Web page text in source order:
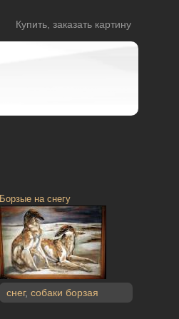
Купить, заказать картину
Борзые на снегу
снег, собаки борзая